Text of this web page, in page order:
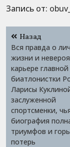
Запись от:
Навигация
по
записям
Назад
Вся правда о
жизни и
карьере главной
биатлонистки
Ларисы
заслуженной
спортсменки,
биография
триумфов и
потерь